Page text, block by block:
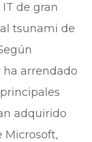
de gran
tsunami de
ha arrendado
adquirido
Microsoft,